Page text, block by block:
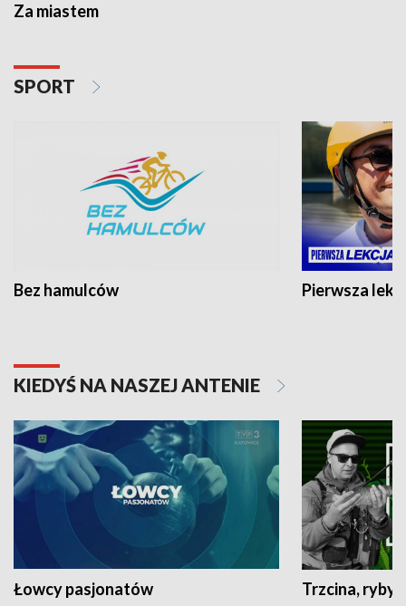
Za miastem
SPORT
Bez hamulców Pierwsza
KIEDYŚ NA NASZEJ ANTENIE
Łowcy pasjonatów Trzcina, ryby